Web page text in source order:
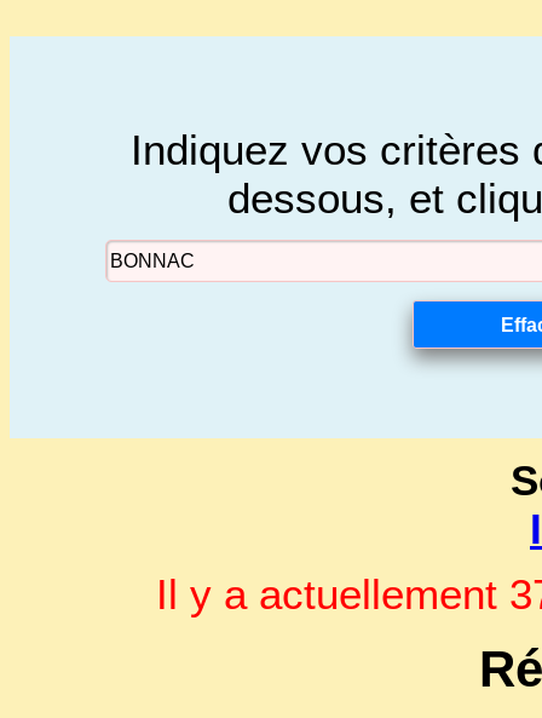
Indiquez vos critères
dessous, et
Il y a actuellement